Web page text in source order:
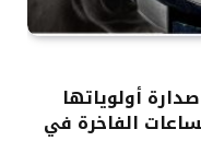
أولوياتها
الفاخرة في